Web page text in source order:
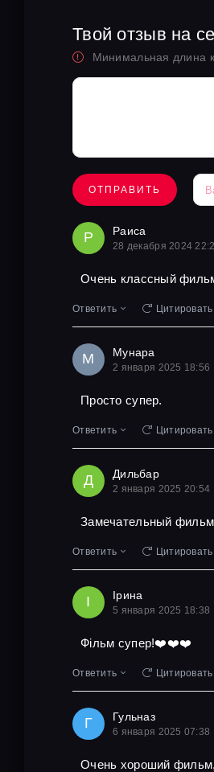
Твой отзыв на
Минимальная длина
ОТПРАВИТЬ
Р Раиса
28 декабря 2024
Очень классный
Ответить Цитировать
М Мунара
2 января 2025 18:56
Просто супер.
Ответить Цитировать
Д Дильбар
2 января 2025 20:54
Замечательный
Ответить Цитировать
І Ірина
5 января 2025 18:38
Фільм супер!❤️❤️❤️
Ответить Цитировать
Г Гульназ
6 января 2025 07:38
Очень хороший фильм,